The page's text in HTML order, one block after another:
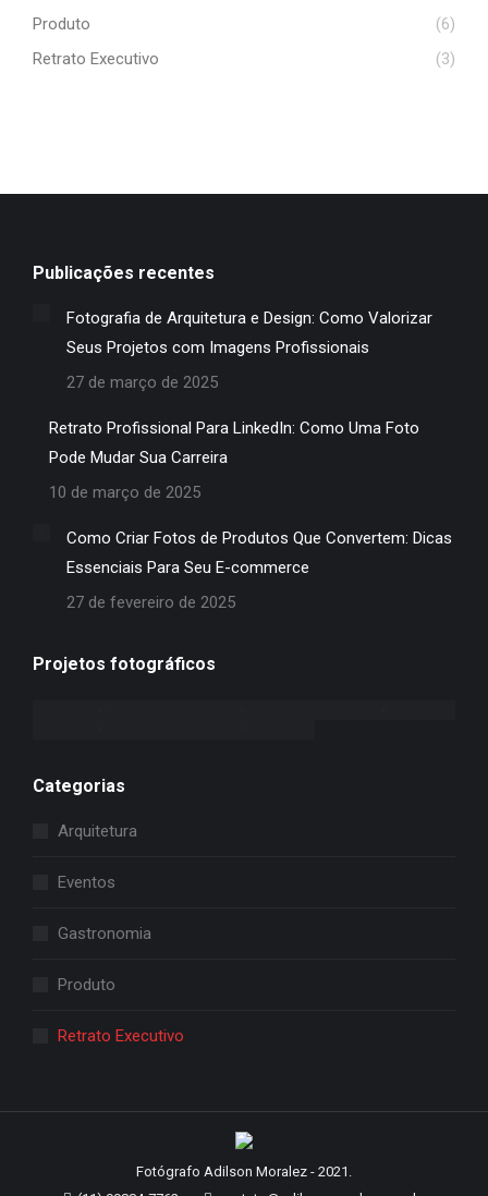
Produto
(6)
Retrato Executivo
(3)
Publicações recentes
Fotografia de Arquitetura e Design: Como Valorizar
Seus Projetos com Imagens Profissionais
27 de março de 2025
Retrato Profissional Para LinkedIn: Como Uma Foto
Pode Mudar Sua Carreira
10 de março de 2025
Como Criar Fotos de Produtos Que Convertem: Dicas
Essenciais Para Seu E-commerce
27 de fevereiro de 2025
Projetos fotográficos
Categorias
Arquitetura
Eventos
Gastronomia
Produto
Retrato Executivo
Fotógrafo Adilson Moralez - 2021.